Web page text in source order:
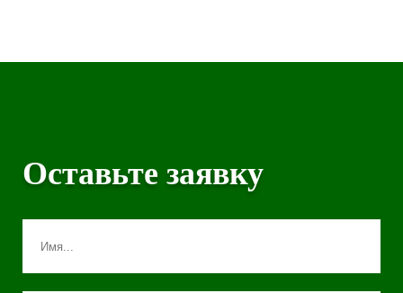
Оставьте заявку